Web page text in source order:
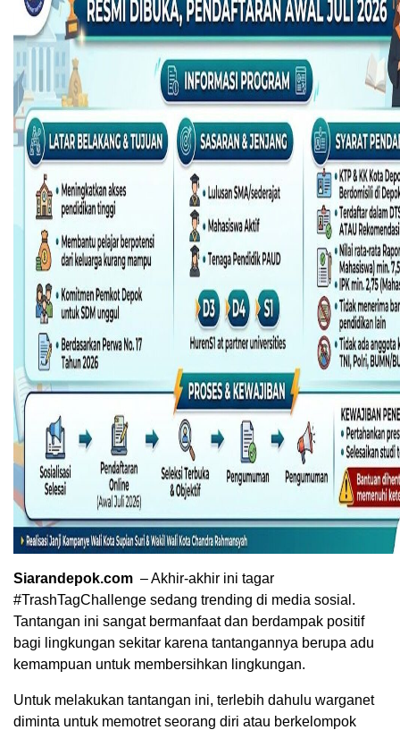
Siarandepok.com – Akhir-akhir ini tagar
#TrashTagChallenge sedang trending di media sosial.
Tantangan ini sangat bermanfaat dan berdampak positif
bagi lingkungan sekitar karena tantangannya berupa adu
kemampuan untuk membersihkan lingkungan.
Untuk melakukan tantangan ini, terlebih dahulu warganet
diminta untuk memotret seorang diri atau berkelompok